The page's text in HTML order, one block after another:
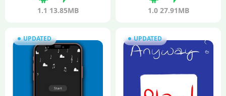
1.1 13.85MB 1.0 27.91MB
UPDATED UPDATED